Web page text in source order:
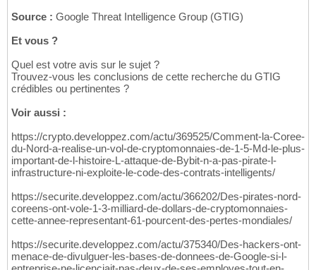
Source : Google Threat Intelligence Group (GTIG)
Et vous ?
Quel est votre avis sur le sujet ?
Trouvez-vous les conclusions de cette recherche du GTIG
crédibles ou pertinentes ?
Voir aussi :
https://crypto.developpez.com/actu/369525/Comment-la-Coree-
du-Nord-a-realise-un-vol-de-cryptomonnaies-de-1-5-Md-le-plus-
important-de-l-histoire-L-attaque-de-Bybit-n-a-pas-pirate-l-
infrastructure-ni-exploite-le-code-des-contrats-intelligents/
https://securite.developpez.com/actu/366202/Des-pirates-nord-
coreens-ont-vole-1-3-milliard-de-dollars-de-cryptomonnaies-
cette-annee-representant-61-pourcent-des-pertes-mondiales/
https://securite.developpez.com/actu/375340/Des-hackers-ont-
menace-de-divulguer-les-bases-de-donnees-de-Google-si-l-